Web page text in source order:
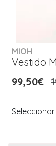
MIOH
Vestido
99,50€